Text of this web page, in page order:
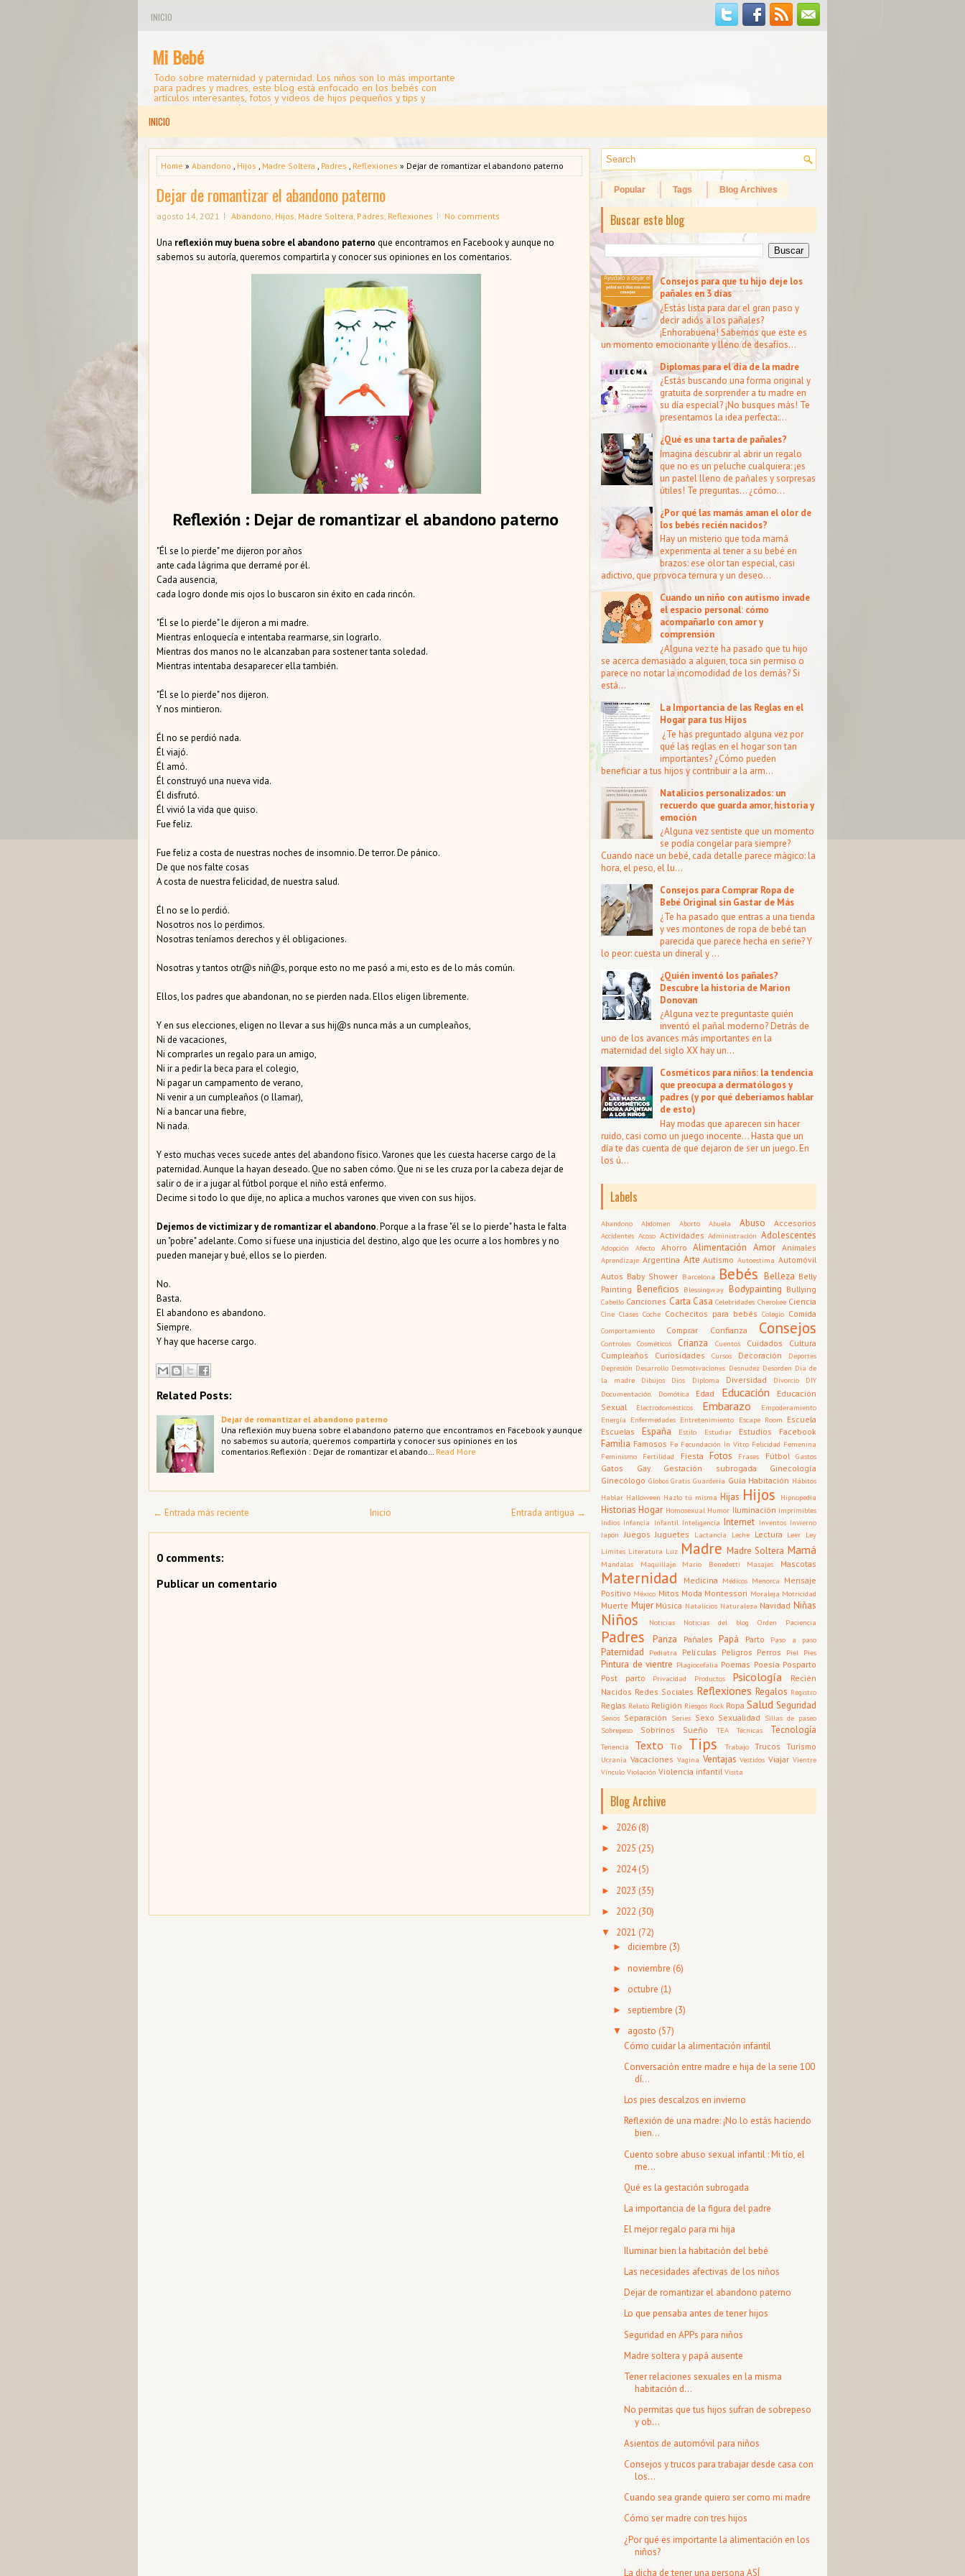
INICIO
Mi Bebé
Todo sobre maternidad y paternidad. Los niños son lo más importante
para padres y madres, este blog está enfocado en los bebés con
artículos interesantes, fotos y videos de hijos pequeños y tips y
consejos para mamá y papá.
INICIO
Home » Abandono , Hijos , Madre Soltera , Padres , Reflexiones » Dejar de romantizar el abandono paterno
Dejar de romantizar el abandono paterno
agosto 14, 2021 Abandono, Hijos, Madre Soltera, Padres, Reflexiones No comments
Una reflexión muy buena sobre el abandono paterno que encontramos en Facebook y aunque no
sabemos su autoría, queremos compartirla y conocer sus opiniones en los comentarios.
Reflexión : Dejar de romantizar el abandono paterno
"Él se lo pierde" me dijeron por años
ante cada lágrima que derramé por él.
Cada ausencia,
cada logro donde mis ojos lo buscaron sin éxito en cada rincón.
"Él se lo pierde" le dijeron a mi madre.
Mientras enloquecía e intentaba rearmarse, sin lograrlo.
Mientras dos manos no le alcanzaban para sostener tanta soledad.
Mientras intentaba desaparecer ella también.
"Él se lo pierde" nos dijeron.
Y nos mintieron.
Él no se perdió nada.
Él viajó.
Él amó.
Él construyó una nueva vida.
Él disfrutó.
Él vivió la vida que quiso.
Fue feliz.
Fue feliz a costa de nuestras noches de insomnio. De terror. De pánico.
De que nos falte cosas
A costa de nuestra felicidad, de nuestra salud.
Él no se lo perdió.
Nosotros nos lo perdimos.
Nosotras teníamos derechos y él obligaciones.
Nosotras y tantos otr@s niñ@s, porque esto no me pasó a mi, esto es de lo más común.
Ellos, los padres que abandonan, no se pierden nada. Ellos eligen libremente.
Y en sus elecciones, eligen no llevar a sus hij@s nunca más a un cumpleaños,
Ni de vacaciones,
Ni comprarles un regalo para un amigo,
Ni ir a pedir la beca para el colegio,
Ni pagar un campamento de verano,
Ni venir a un cumpleaños (o llamar),
Ni a bancar una fiebre,
Ni nada.
Y esto muchas veces sucede antes del abandono físico. Varones que les cuesta hacerse cargo de la
paternidad. Aunque la hayan deseado. Que no saben cómo. Que ni se les cruza por la cabeza dejar de
salir o de ir a jugar al fútbol porque el niño está enfermo.
Decime si todo lo que dije, no aplica a muchos varones que viven con sus hijos.
Dejemos de victimizar y de romantizar el abandono. Porque a la frase "él se lo pierde" hasta le falta
un "pobre" adelante. Como si fuese una injusticia del destino, algo que les ocurre a los hombres y no
pueden manejar y bué, ellos se lo pierden.
No.
Basta.
El abandono es abandono.
Siempre.
Y hay que hacerse cargo.
Related Posts:
Dejar de romantizar el abandono paterno
Una reflexión muy buena sobre el abandono paterno que encontramos en Facebook y aunque
no sabemos su autoría, queremos compartirla y conocer sus opiniones en los
comentarios.Reflexión : Dejar de romantizar el abando…
Read More
← Entrada más reciente Entrada antigua →
Inicio
0 comments:
Publicar un comentario
Popular Tags Blog Archives
Buscar este blog
Consejos para que tu hijo deje los
pañales en 3 días
¿Estás lista para dar el gran paso y
decir adiós a los pañales?
¡Enhorabuena! Sabemos que este es
un momento emocionante y lleno de desafíos...
Diplomas para el día de la madre
¿Estás buscando una forma original y
gratuita de sorprender a tu madre en
su día especial? ¡No busques más! Te
presentamos la idea perfecta:...
¿Qué es una tarta de pañales?
Imagina descubrir al abrir un regalo
que no es un peluche cualquiera: ¡es
un pastel lleno de pañales y sorpresas
útiles! Te preguntas… ¿cómo...
¿Por qué las mamás aman el olor de
los bebés recién nacidos?
Hay un misterio que toda mamá
experimenta al tener a su bebé en
brazos: ese olor tan especial, casi
adictivo, que provoca ternura y un deseo...
Cuando un niño con autismo invade
el espacio personal: cómo
acompañarlo con amor y
comprensión
¿Alguna vez te ha pasado que tu hijo
se acerca demasiado a alguien, toca sin permiso o
parece no notar la incomodidad de los demás? Si
está...
La Importancia de las Reglas en el
Hogar para tus Hijos
¿Te has preguntado alguna vez por
qué las reglas en el hogar son tan
importantes? ¿Cómo pueden
beneficiar a tus hijos y contribuir a la arm...
Natalicios personalizados: un
recuerdo que guarda amor, historia y
emoción
¿Alguna vez sentiste que un momento
se podía congelar para siempre?
Cuando nace un bebé, cada detalle parece mágico: la
hora, el peso, el lu...
Consejos para Comprar Ropa de
Bebé Original sin Gastar de Más
¿Te ha pasado que entras a una tienda
y ves montones de ropa de bebé tan
parecida que parece hecha en serie? Y
lo peor: cuesta un dineral y ...
¿Quién inventó los pañales?
Descubre la historia de Marion
Donovan
¿Alguna vez te preguntaste quién
inventó el pañal moderno? Detrás de
uno de los avances más importantes en la
maternidad del siglo XX hay un...
Cosméticos para niños: la tendencia
que preocupa a dermatólogos y
padres (y por qué deberíamos hablar
de esto)
Hay modas que aparecen sin hacer
ruido, casi como un juego inocente… Hasta que un
día te das cuenta de que dejaron de ser un juego. En
los ú...
Labels
Abandono Abdomen Aborto Abuela Abuso Accesorios
Accidentes Acoso Actividades Administración Adolescentes
Adopción Afecto Ahorro Alimentación Amor Animales
Aprendizaje Argentina Arte Autismo Autoestima Automóvil
Autos Baby Shower Barcelona Bebés Belleza Belly
Painting Beneficios Blessingway Bodypainting Bullying
Cabello Canciones Carta Casa Celebridades Cherokee Ciencia
Cine Clases Coche Cochecitos para bebés Colegio Comida
Comportamiento Comprar Confianza Consejos
Controles Cosméticos Crianza Cuentos Cuidados
Cultura
Cumpleaños
Curiosidades Cursos Decoración
Deportes
Depresión Desarrollo Desmotivaciones Desnudez Desorden Día de
la madre
Dibujos Dios Diploma Diversidad Divorcio
DIY
Documentación
Domótica Edad Educación
Educación
Sexual
Electrodomésticos Embarazo
Empoderamiento
Energía Enfermedades Entretenimiento Escape Room Escuela
Escuelas
España Estilo Estudiar Estudios Facebook
Familia Famosos Fe Fecundación In Vitro Felicidad Femenina
Feminismo
Fertilidad Fiesta Fotos Frases Fútbol Gastos
Gatos Gay Gestación subrogada
Ginecología
Ginecólogo Globos Gratis Guardería Guía Habitación Hábitos
Hablar Halloween Hazlo tú misma Hijas Hijos Hipnopedia
Historias Hogar Homosexual Humor Iluminación Imprimibles
Indios Infancia Infantil Inteligencia Internet Inventos Invierno
Japón
Juegos Juguetes Lactancia Leche Lectura Leer Ley
Límites Literatura Luz Madre Madre Soltera Mamá
Mandalas Maquillaje Mario Benedetti Masajes Mascotas
Maternidad Medicina Médicos Menorca Mensaje
Positivo México Mitos Moda Montessori Moraleja Motricidad
Muerte Mujer Música Natalicios Naturaleza Navidad Niñas
Niños Noticias Noticias del blog Orden Paciencia
Padres Panza Pañales Papá Parto Paso a paso
Paternidad Pediatra Películas Peligros Perros Piel Pies
Pintura de vientre Plagiocefalia Poemas Poesía Posparto
Post parto
Privacidad Productos Psicología
Recién
Nacidos Redes Sociales Reflexiones Regalos Registro
Reglas Relato Religión Riesgos Rock Ropa Salud Seguridad
Senos Separación Series Sexo Sexualidad Sillas de paseo
Sobrepeso
Sobrinos Sueño TEA Técnicas Tecnología
Tenencia Texto Tío Tips Trabajo Trucos Turismo
Ucrania Vacaciones Vagina Ventajas Vestidos Viajar Vientre
Vínculo Violación Violencia infantil Visita
Blog Archive
► 2026 (8)
► 2025 (25)
► 2024 (5)
► 2023 (35)
► 2022 (30)
▼ 2021 (72)
► diciembre (3)
► noviembre (6)
► octubre (1)
► septiembre (3)
▼ agosto (57)
Cómo cuidar la alimentación infantil
Conversación entre madre e hija de la serie 100
dí...
Los pies descalzos en invierno
Reflexión de una madre: ¡No lo estás haciendo
bien...
Cuento sobre abuso sexual infantil : Mi tío, el
me...
Qué es la gestación subrogada
La importancia de la figura del padre
El mejor regalo para mi hija
Iluminar bien la habitación del bebé
Las necesidades afectivas de los niños
Dejar de romantizar el abandono paterno
Lo que pensaba antes de tener hijos
Seguridad en APPs para niños
Madre soltera y papá ausente
Tener relaciones sexuales en la misma
habitación d...
No permitas que tus hijos sufran de sobrepeso
y ob...
Asientos de automóvil para niños
Consejos y trucos para trabajar desde casa con
los...
Cuando sea grande quiero ser como mi madre
Cómo ser madre con tres hijos
¿Por qué es importante la alimentación en los
niños?
La dicha de tener una persona ASÍ